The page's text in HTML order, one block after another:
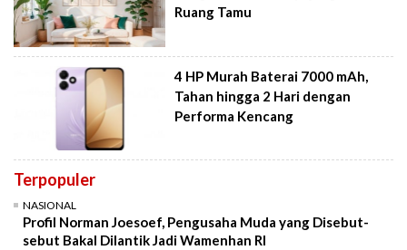
Ruang Tamu
4 HP Murah Baterai 7000 mAh,
Tahan hingga 2 Hari dengan
Performa Kencang
Terpopuler
NASIONAL
Profil Norman Joesoef, Pengusaha Muda yang Disebut-
sebut Bakal Dilantik Jadi Wamenhan RI